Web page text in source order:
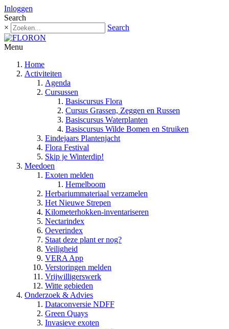
Inloggen
Search
×
Search
Menu
Home
Activiteiten
Agenda
Cursussen
Basiscursus Flora
Cursus Grassen, Zeggen en Russen
Basiscursus Waterplanten
Basiscursus Wilde Bomen en Struiken
Eindejaars Plantenjacht
Flora Festival
Skip je Winterdip!
Meedoen
Exoten melden
Hemelboom
Herbariummateriaal verzamelen
Het Nieuwe Strepen
Kilometerhokken-inventariseren
Nectarindex
Oeverindex
Staat deze plant er nog?
Veiligheid
VERA App
Verstoringen melden
Vrijwilligerswerk
Witte gebieden
Onderzoek & Advies
Dataconversie NDFF
Green Quays
Invasieve exoten